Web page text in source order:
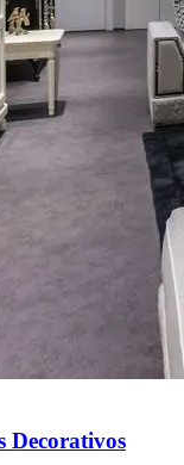
Decorativos